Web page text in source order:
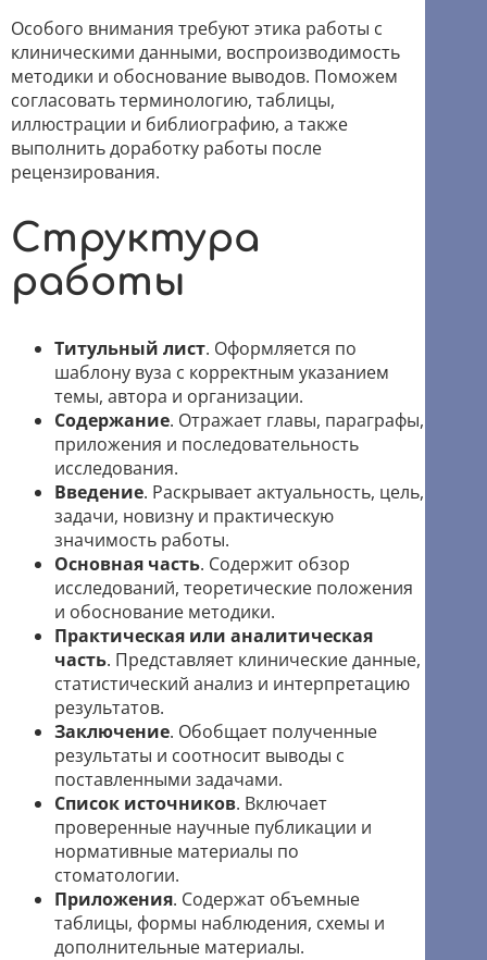
Особого внимания требуют этика работы с
клиническими данными, воспроизводимость
методики и обоснование выводов. Поможем
согласовать терминологию, таблицы,
иллюстрации и библиографию, а также
выполнить доработку работы после
рецензирования.
Структура
работы
Титульный лист. Оформляется по
шаблону вуза с корректным указанием
темы, автора и организации.
Содержание. Отражает главы, параграфы,
приложения и последовательность
исследования.
Введение. Раскрывает актуальность, цель,
задачи, новизну и практическую
значимость работы.
Основная часть. Содержит обзор
исследований, теоретические положения
и обоснование методики.
Практическая или аналитическая
часть. Представляет клинические данные,
статистический анализ и интерпретацию
результатов.
Заключение. Обобщает полученные
результаты и соотносит выводы с
поставленными задачами.
Список источников. Включает
проверенные научные публикации и
нормативные материалы по
стоматологии.
Приложения. Содержат объемные
таблицы, формы наблюдения, схемы и
дополнительные материалы.